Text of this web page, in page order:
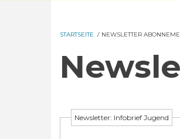
STARTSEITE / NEWSLETTER
Newsletter: Infobrief Jugend